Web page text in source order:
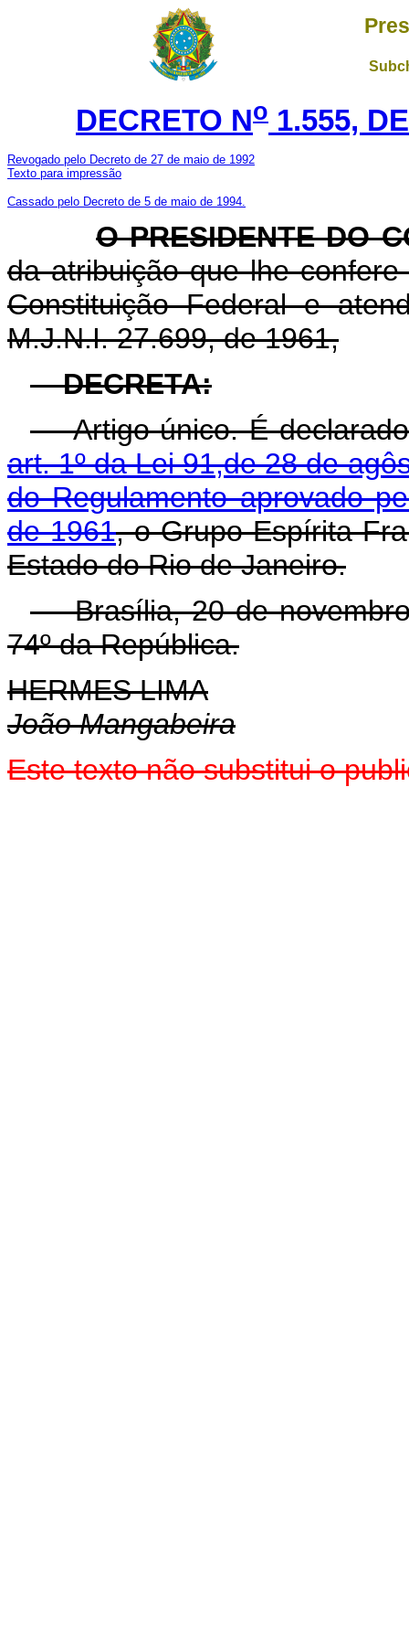
DECRETO No 1.555,
Revogado pelo Decreto de 27 de maio de 1992
Texto para impressão
Cassado pelo Decreto de 5 de maio de 1994.
O PRESIDENTE DO
da atribuição que lhe
Constituição Federal e
M.J.N.I. 27.699, de 1961,
DECRETA:
Artigo único. É declarado
art. 1º da Lei 91,de 28 de
do Regulamento aprovado
de 1961, o Grupo Espírita
Estado do Rio de Janeiro.
Brasília, 20 de novembro
74º da República.
HERMES LIMA
João Mangabeira
Este texto não substitui o